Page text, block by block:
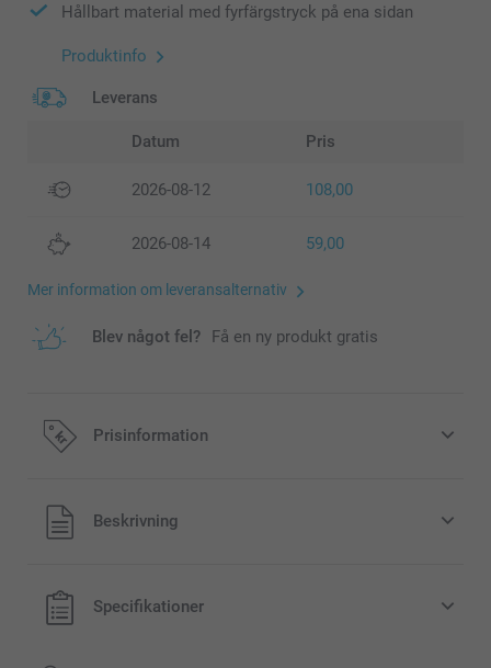
Hållbart material med fyrfärgstryck på ena sidan
Produktinfo
Leverans
Datum Pris
2026-08-12 108,00
2026-08-14 59,00
Mer information om leveransalternativ
Blev något fel? Få en ny produkt gratis
Prisinformation
Alla priser är i svenska kronor (SEK), inklusive moms och
exklusive porto.
Beskrivning
Specifikationer